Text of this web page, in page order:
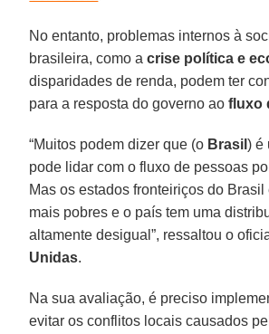
No entanto, problemas internos à
brasileira, como acrise política e
disparidades de renda, podem ter
para a resposta do governo aofluxo
“Muitos podem dizer que (o Brasil) é
pode lidar com o fluxo de pessoas
Mas os estados fronteiriços do Brasil
mais pobres e o país tem uma
altamente desigual”, ressaltou o
Unidas.
Na sua avaliação, é preciso
evitar os conflitos locais causados